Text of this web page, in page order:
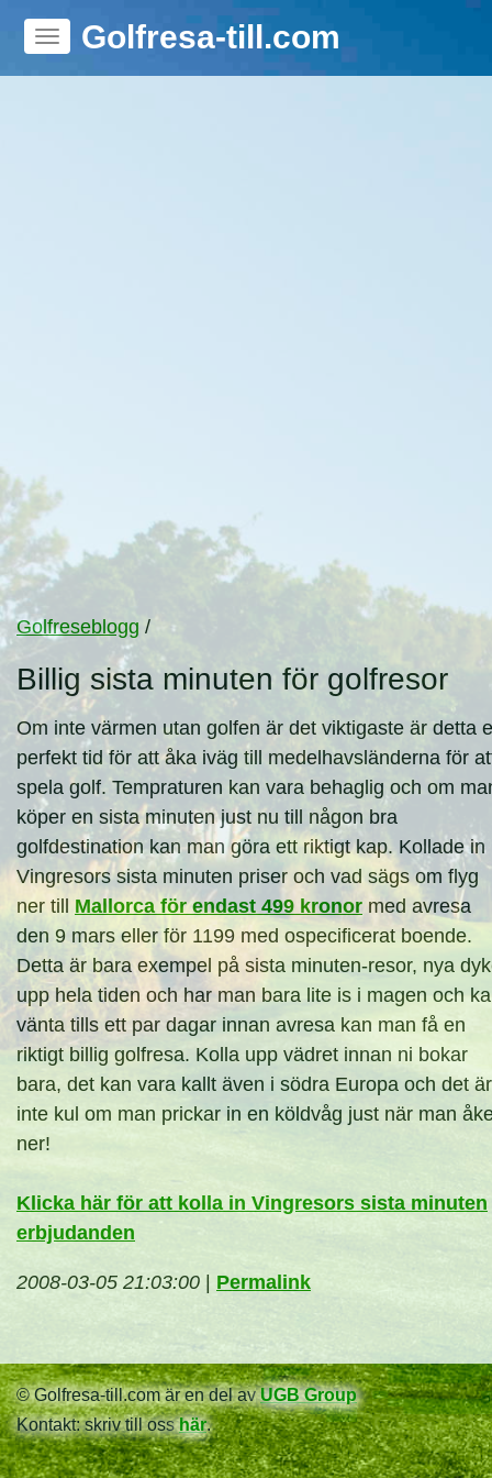
Golfresa-till.com
Golfreseblogg /
Billig sista minuten för golfresor
Om inte värmen utan golfen är det viktigaste är detta
perfekt tid för att åka iväg till medelhavsländerna för
spela golf. Tempraturen kan vara behaglig och om
köper en sista minuten just nu till någon bra
golfdestination kan man göra ett riktigt kap. Kollade in
Vingresors sista minuten priser och vad sägs om flyg
ner till Mallorca för endast 499 kronor med avresa
den 9 mars eller för 1199 med ospecificerat boende.
Detta är bara exempel på sista minuten-resor, nya
upp hela tiden och har man bara lite is i magen och
vänta tills ett par dagar innan avresa kan man få en
riktigt billig golfresa. Kolla upp vädret innan ni bokar
bara, det kan vara kallt även i södra Europa och det är
inte kul om man prickar in en köldvåg just när man
ner!
Klicka här för att kolla in Vingresors sista minuten
erbjudanden
2008-03-05 21:03:00 Permalink
© Golfresa-till.com är en del avUGB Group
Kontakt: skriv till osshär.